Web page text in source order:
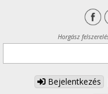
Horgász
Bejelentkezés